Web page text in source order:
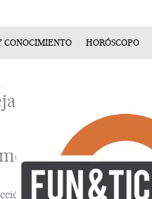
CONOCIMIENTO HORÓSCOPO